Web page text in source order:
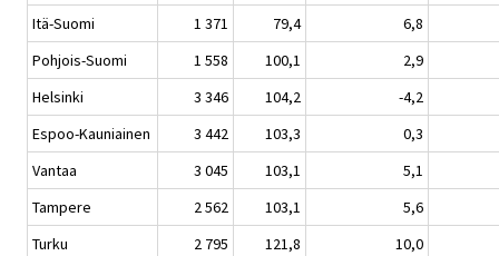
Itä-Suomi
1 371 79,4
6,8
Pohjois-Suomi
1 558 100,1
2,9
Helsinki
3 346 104,2
-4,2
Espoo-Kauniainen
3 442 103,3
0,3
Vantaa
3 045 103,1
5,1
Tampere
2 562 103,1
5,6
Turku
2 795 121,8
10,0